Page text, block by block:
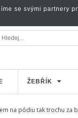
ŽEBŘÍK
na pódiu tak trochu za
se svými partnery